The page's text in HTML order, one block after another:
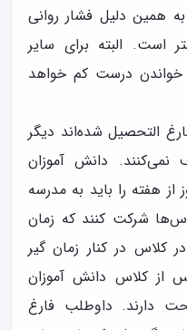
به همین دلیل فشار روانی
است. البته برای سایر
خواندن درست کم خواهد
التحصیل شده‌اند دیگر
دانش آموزان
در سال کنکور خود ۵ روز از هفته را باید به مدرسه
شرکت کنند که زمان
کلاس در کنار زمان گیر
از کلاس دانش آموزان
دارند. داوطلب فارغ